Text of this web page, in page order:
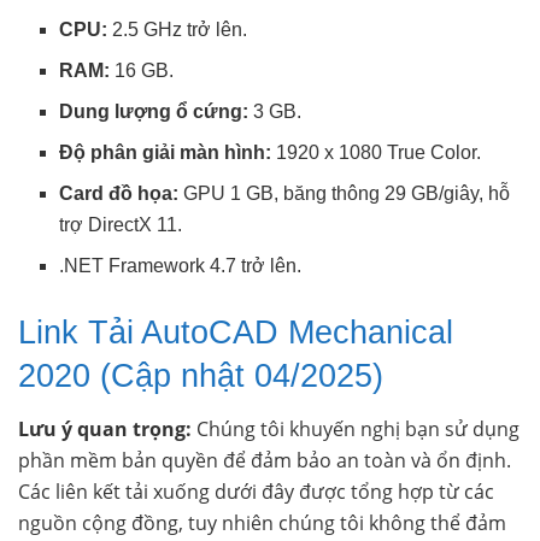
CPU: 2.5 GHz trở lên.
RAM: 16 GB.
Dung lượng ổ cứng: 3 GB.
Độ phân giải màn hình: 1920 x 1080 True Color.
Card đồ họa: GPU 1 GB, băng thông 29 GB/giây, hỗ
trợ DirectX 11.
.NET Framework 4.7 trở lên.
Link Tải AutoCAD Mechanical
2020 (Cập nhật 04/2025)
Lưu ý quan trọng: Chúng tôi khuyến nghị bạn sử dụng
phần mềm bản quyền để đảm bảo an toàn và ổn định.
Các liên kết tải xuống dưới đây được tổng hợp từ các
nguồn cộng đồng, tuy nhiên chúng tôi không thể đảm